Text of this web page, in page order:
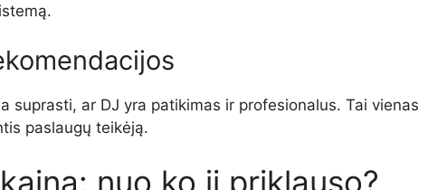
suprasti, ar DJ yra patikimas ir profesionalus. Tai vienas
paslaugų teikėją.
nuo ko ji priklauso?